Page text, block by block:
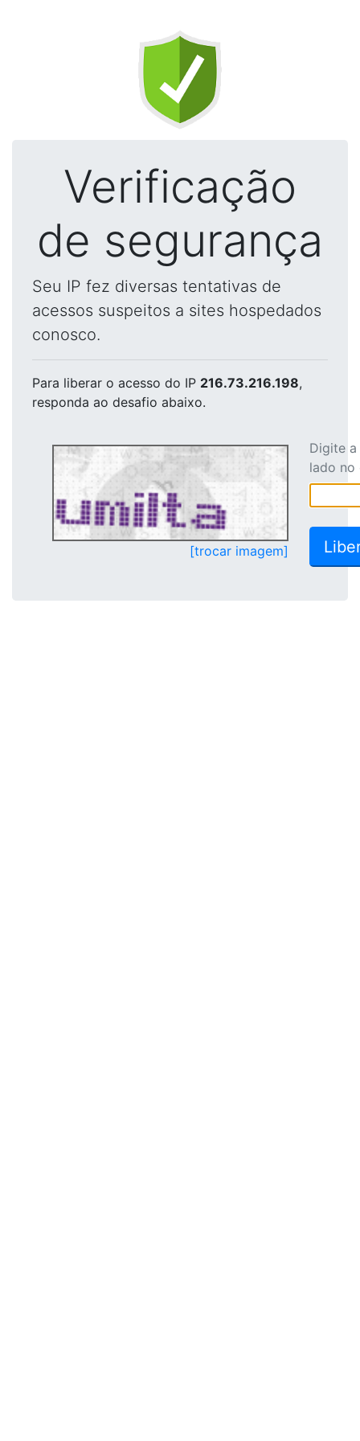
Verificação
de segurança
Seu IP fez diversas tentativas de
acessos suspeitos a sites hospedados
conosco.
Para liberar o acesso do IP 216.73.216.198,
responda ao desafio abaixo.
[trocar imagem]
Digite
lado no